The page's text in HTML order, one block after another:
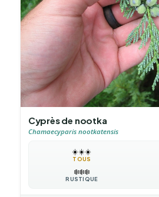
Cyprès de nootka
Chamaecyparis nootkatensis
☀️☀️☀️
TOUS
❄️❄️❄️
RUSTIQUE